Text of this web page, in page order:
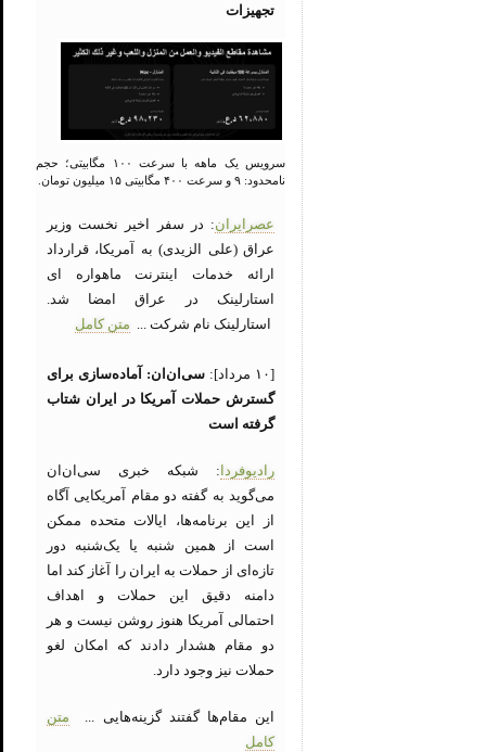
تجهیزات
سرویس یک ماهه با سرعت ۱۰۰ مگابیتی؛ حجم
نامحدود: ۹ و سرعت ۴۰۰ مگابیتی ۱۵ میلیون تومان.
عصرایران: در سفر اخیر نخست وزیر
عراق (علی الزیدی) به آمریکا، قرارداد
ارائه خدمات اینترنت ماهواره ای
استارلینک در عراق امضا شد.
استارلینک نام شرکت ... متن کامل
[۱۰ مرداد]:
سی‌ان‌ان: آماده‌سازی برای
گسترش حملات آمریکا در ایران شتاب
گرفته است
رادیوفردا : شبکه خبری سی‌ان‌ان
می‌گوید به گفته دو مقام آمریکایی آگاه
از این برنامه‌ها، ایالات متحده ممکن
است از همین شنبه یا یک‌شنبه دور
تازه‌ای از حملات به ایران را آغاز کند اما
دامنه دقیق این حملات و اهداف
احتمالی آمریکا هنوز روشن نیست و هر
دو مقام هشدار دادند که امکان لغو
حملات نیز وجود دارد.
این مقام‌ها گفتند گزینه‌هایی ... متن
کامل